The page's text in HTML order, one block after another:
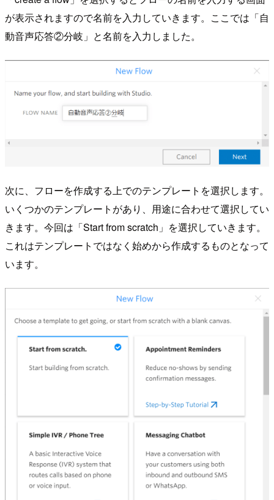
が表示されますので名前を入力していきます。ここでは「自
動音声応答②分岐」と名前を入力しました。
次に、フローを作成する上でのテンプレートを選択します。
いくつかのテンプレートがあり、用途に合わせて選択してい
きます。今回は「Start from scratch」を選択していきます。
これはテンプレートではなく始めから作成するものとなって
います。